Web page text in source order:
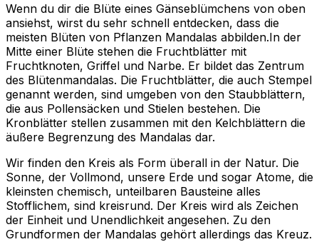
Wenn du dir die Blüte eines Gänseblümchens von oben
ansiehst, wirst du sehr schnell entdecken, dass die
meisten Blüten von Pflanzen Mandalas abbilden.In der
Mitte einer Blüte stehen die Fruchtblätter mit
Fruchtknoten, Griffel und Narbe. Er bildet das Zentrum
des Blütenmandalas. Die Fruchtblätter, die auch Stempel
genannt werden, sind umgeben von den Staubblättern,
die aus Pollensäcken und Stielen bestehen. Die
Kronblätter stellen zusammen mit den Kelchblättern die
äußere Begrenzung des Mandalas dar.
Wir finden den Kreis als Form überall in der Natur. Die
Sonne, der Vollmond, unsere Erde und sogar Atome, die
kleinsten chemisch, unteilbaren Bausteine alles
Stofflichem, sind kreisrund. Der Kreis wird als Zeichen
der Einheit und Unendlichkeit angesehen. Zu den
Grundformen der Mandalas gehört allerdings das Kreuz.